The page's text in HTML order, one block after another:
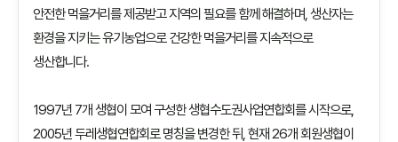
안전한 먹을거리를 제공받고 지역의 필요를 함께 해결하며, 생산자는
환경을 지키는 유기농업으로 건강한 먹을거리를 지속적으로
생산합니다.
1997년 7개 생협이 모여 구성한 생협수도권사업연합회를 시작으로,
2005년 두레생협연합회로 명칭을 변경한 뒤, 현재 26개 회원생협이